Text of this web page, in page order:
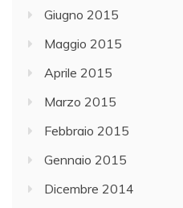
Giugno 2015
Maggio 2015
Aprile 2015
Marzo 2015
Febbraio 2015
Gennaio 2015
Dicembre 2014